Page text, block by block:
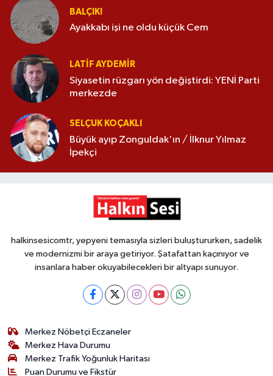
BALÇIK!
Ayakkabı işi ne oldu küçük Cem
LATIF AYDEMIR
Siyasetin rüzgarı yön değiştirdi: YENİ Parti
merkezde
SELÇUK KOÇAKLI
Büyük ayıp Zonguldak'ın / İlknur Yılmaz
İpekçi
halkinsesicomtr, yepyeni temasıyla sizleri buluştururken, sadelik
ve modernizmi bir araya getiriyor. Şatafattan kaçınıyor ve
insanlara haber okuyabilecekleri bir altyapı sunuyor.
Merkez Nöbetçi Eczaneler
Merkez Hava Durumu
Merkez Trafik Yoğunluk Haritası
Puan Durumu ve Fikstür